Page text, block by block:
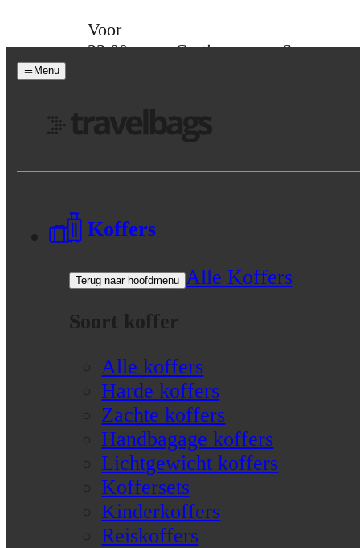
Voor
23:00
Gratis
Spaar
Menu
Koffers
Terug naar hoofdmenu
Alle Koffers
Soort koffer
Alle koffers
Harde koffers
Zachte koffers
Handbagage koffers
Lichtgewicht koffers
Koffersets
Kinderkoffers
Reiskoffers